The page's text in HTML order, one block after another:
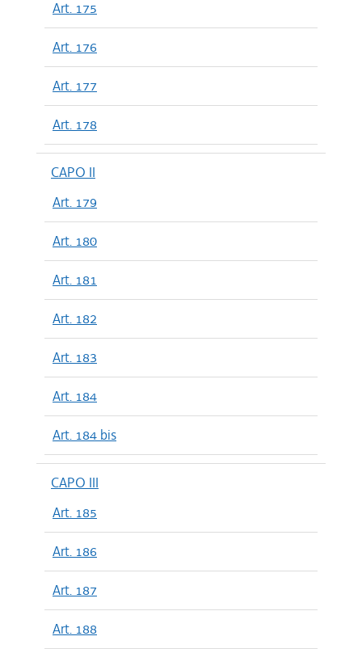
Art. 175
Art. 176
Art. 177
Art. 178
CAPO II
Art. 179
Art. 180
Art. 181
Art. 182
Art. 183
Art. 184
Art. 184 bis
CAPO III
Art. 185
Art. 186
Art. 187
Art. 188